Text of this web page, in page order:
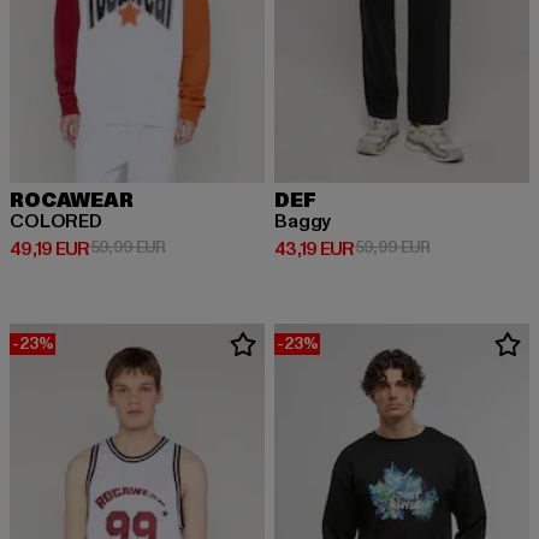
ROCAWEAR
COLORED
49,19 EUR
Derzeitiger Preis: 49,19 EUR
59,99 EURAktionspreis: 59,99 EUR
DEF
Baggy
43,19 EUR
Derzeitiger Preis: 43,19 EUR
59,99 EURAktionspreis:
-23% -23%